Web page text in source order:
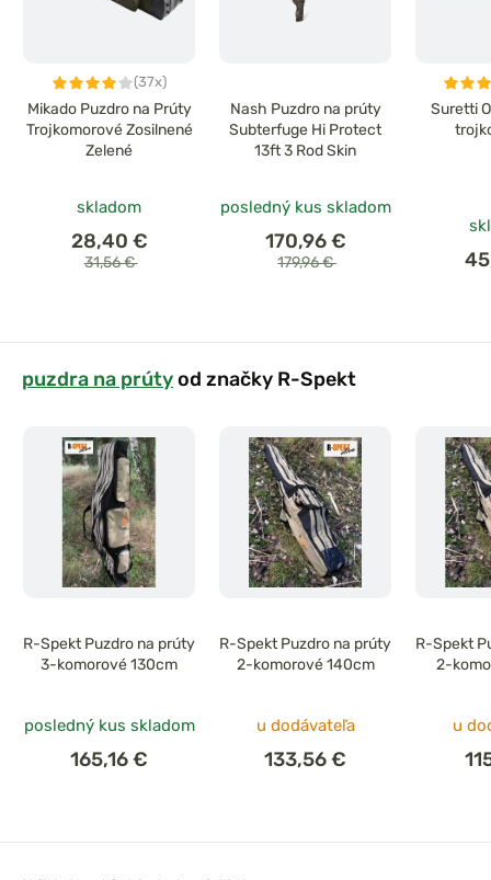
(37x)
Mikado Puzdro na Prúty
Trojkomorové Zosilnené
Zelené
skladom
28,40 €
31,56 €
Nash Puzdro na prúty
Subterfuge Hi Protect
13ft 3 Rod Skin
posledný kus skladom
170,96 €
179,96 €
Suretti
puzdra na prútyod značky R-Spekt
R-Spekt Puzdro na prúty
3-komorové 130cm
posledný kus skladom
165,16 €
R-Spekt Puzdro na prúty
2-komorové 140cm
u dodávateľa
133,56 €
R-Spekt
2-
u